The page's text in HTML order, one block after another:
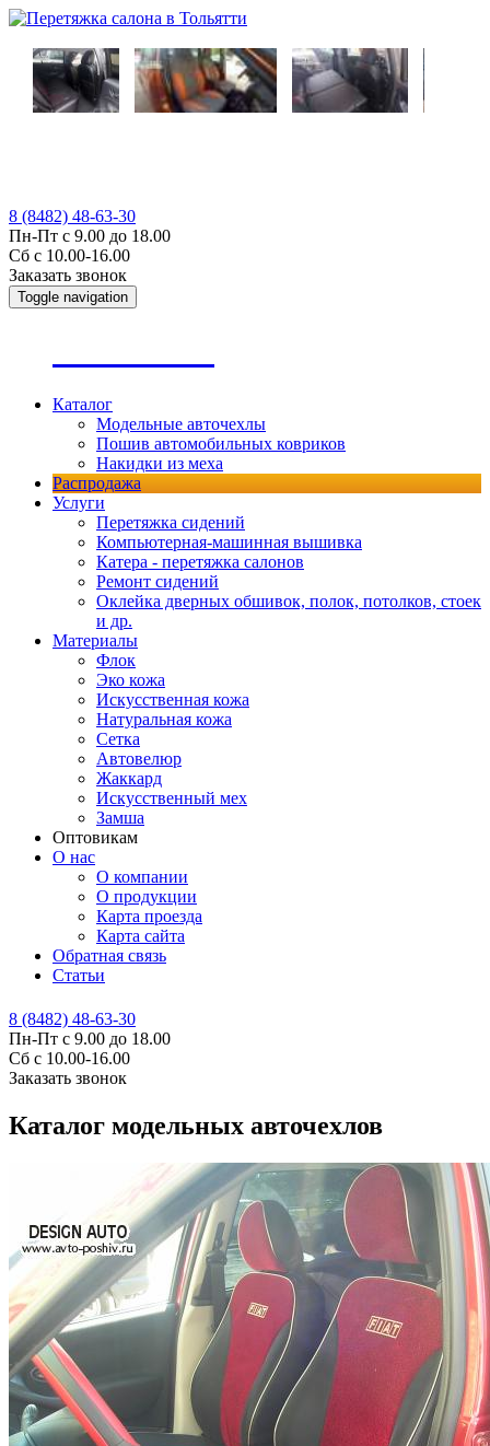
8 (8482) 48-63-30
Пн-Пт с 9.00 до 18.00
Сб с 10.00-16.00
Заказать звонок
Toggle navigation
Каталог
Модельные авточехлы
Пошив автомобильных ковриков
Накидки из меха
Распродажа
Услуги
Перетяжка сидений
Компьютерная-машинная вышивка
Катера - перетяжка салонов
Ремонт сидений
Оклейка дверных обшивок, полок, потолков, стоек
и др.
Материалы
Флок
Эко кожа
Искусственная кожа
Натуральная кожа
Сетка
Автовелюр
Жаккард
Искусственный мех
Замша
Оптовикам
О нас
О компании
О продукции
Карта проезда
Карта сайта
Обратная связь
Статьи
8 (8482) 48-63-30
Пн-Пт с 9.00 до 18.00
Сб с 10.00-16.00
Заказать звонок
Каталог модельных авточехлов